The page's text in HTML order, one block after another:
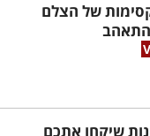
של הצלם
17 תמונות שיקחו אתכם